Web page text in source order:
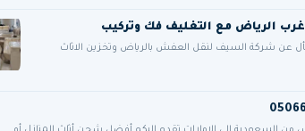
عن شركة السيف لنقل العفش بالرياض وتخزين الاثاث